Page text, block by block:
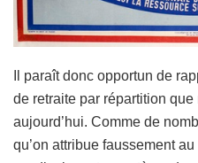
Il paraît donc opportun de
de retraite par répartition
aujourd’hui. Comme de
qu’on attribue faussement